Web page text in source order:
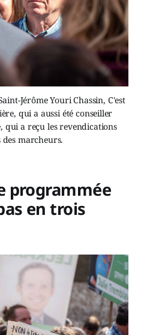
Jérôme Youri Chassin, C'est
qui a aussi été conseiller
qui a reçu les revendications
marcheurs.
programmée
en trois